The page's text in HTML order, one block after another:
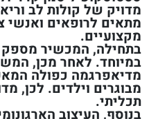
מדויק של קולות לב
מתאים לרופאים ואנשי
מקצועיים.
בתחילה, המכשיר
במיוחד. לאחר מכן,
מדיאפרגמה כפולה
מבוגרים וילדים. לכן,
תכליתי.
בנוסף, העיצוב